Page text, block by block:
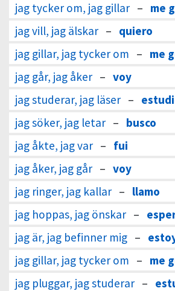
jag tycker om, jag gillar – me
jag vill, jag älskar – quiero
jag gillar, jag tycker om – me
jag går, jag åker – voy
jag studerar, jag läser –
jag söker, jag letar – busco
jag åkte, jag var – fui
jag åker, jag går – voy
jag ringer, jag kallar – llamo
jag hoppas, jag önskar –
jag är, jag befinner mig –
jag gillar, jag tycker om – me
jag pluggar, jag studerar –